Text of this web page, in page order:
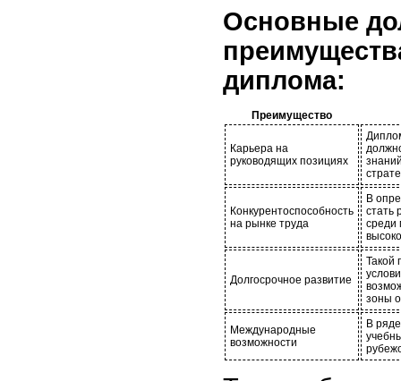
Основные
диплома:
Преимущество
Карьера на
руководящих позициях
Конкурентоспособность
на рынке труда
В
стать
среди
Долгосрочное развитие
Такой
зоны
Международные
возможности
В